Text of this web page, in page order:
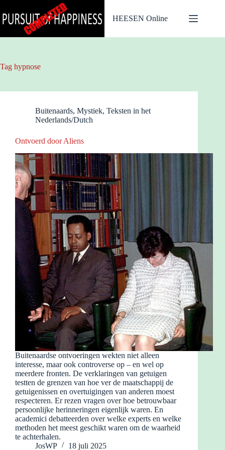
naar
de
HEESEN Online
Tag hypnose
Buitenaards, Mystiek, Teksten in het
Nederlands/Dutch
Ontvoerd door Aliens
Buitenaardse ontvoeringen wekten niet alleen
interesse, maar ook controverse op – en wel op
meerdere fronten. De verklaringen van getuigen
testten de grenzen van hoe ver de maatschappij de
getuigenissen en overtuigingen van anderen moest
respecteren. Er rezen vragen over hoe betrouwbaar
persoonlijke herinneringen eigenlijk waren. En
academici debatteerden over welke experts en welke
methoden het meest geschikt waren om de waarheid
te achterhalen.
JosWP
18 juli 2025